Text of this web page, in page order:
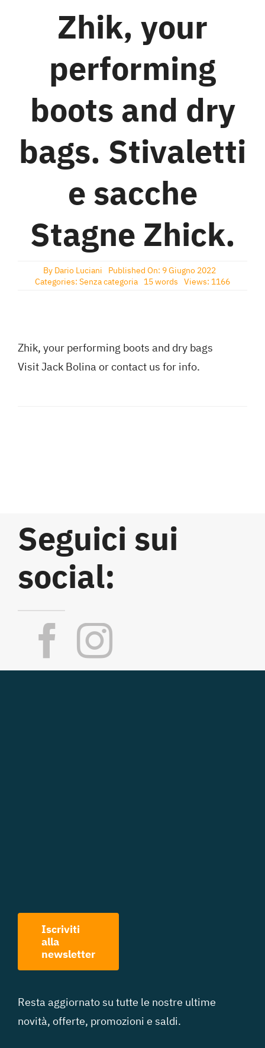
Zhik, your
performing
boots and dry
bags. Stivaletti
e sacche
Stagne Zhick.
By Dario Luciani
Published On: 9 Giugno 2022
Categories: Senza categoria 15 words Views: 1166
Zhik, your performing boots and dry bags
Visit Jack Bolina or contact us for info.
Seguici sui
social:
Iscriviti
alla
newsletter
Resta aggiornato su tutte le nostre ultime
novità, offerte, promozioni e saldi.